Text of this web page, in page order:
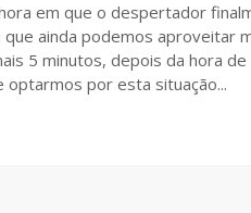
em que o despertador
ainda podemos aproveitar
5 minutos, depois da hora
por esta situação...